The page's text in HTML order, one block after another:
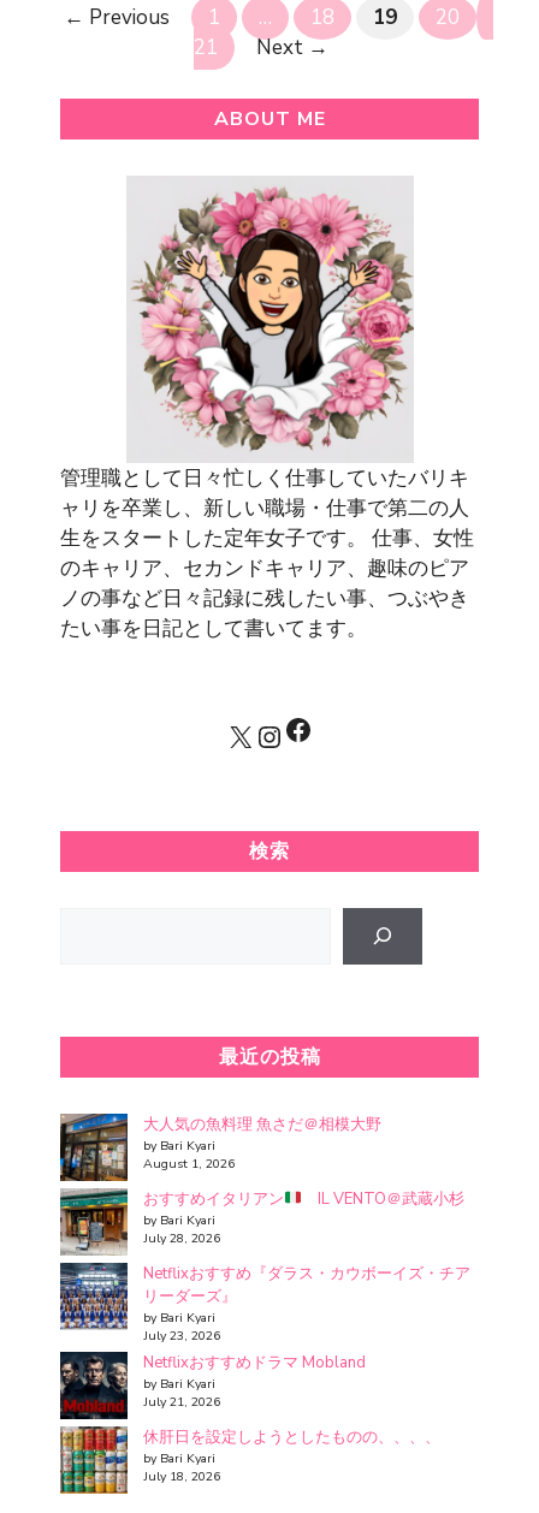
← Previous Page
1 … Page
18 Page
19 Page
20
21
Next →
ABOUT ME
管理職として日々忙しく仕事していたバリキ
ャリを卒業し、新しい職場・仕事で第二の人
生をスタートした定年女子です。 仕事、女性
のキャリア、セカンドキャリア、趣味のピア
ノの事など日々記録に残したい事、つぶやき
たい事を日記として書いてます。
X Instagram
Facebook
検索
最近の投稿
大人気の魚料理 魚さだ＠相模大野
by Bari Kyari
August 1, 2026
おすすめイタリアン IL VENTO＠武蔵小杉
by Bari Kyari
July 28, 2026
Netflixおすすめ『ダラス・カウボーイズ・チア
リーダーズ』
by Bari Kyari
July 23, 2026
Netflixおすすめドラマ Mobland
by Bari Kyari
July 21, 2026
休肝日を設定しようとしたものの、、、、
by Bari Kyari
July 18, 2026